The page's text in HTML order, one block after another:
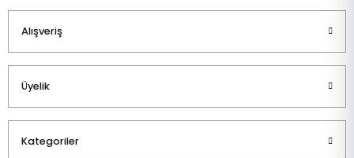
Alışveriş
Üyelik
Kategoriler